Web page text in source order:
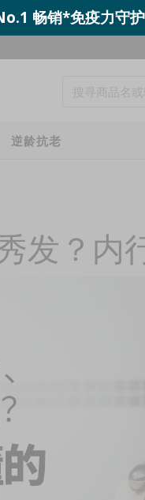
畅销*免疫力守护
逆龄抗老
发？内